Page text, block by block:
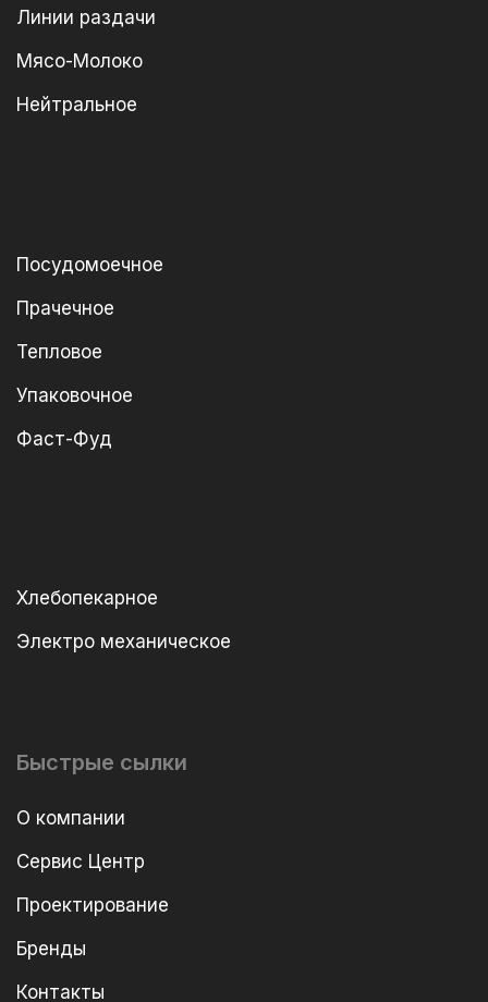
Линии раздачи
Мясо-Молоко
Нейтральное
Посудомоечное
Прачечное
Тепловое
Упаковочное
Фаст-Фуд
Хлебопекарное
Электро механическое
Быстрые сылки
О компании
Сервис Центр
Проектирование
Бренды
Контакты